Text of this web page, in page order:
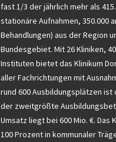
fast 1/3 der jährlich mehr als
stationäre Aufnahmen, 350.000
Behandlungen) aus der Region
Bundesgebiet. Mit 26 Kliniken,
Instituten bietet das Klinikum
aller Fachrichtungen mit
rund 600 Ausbildungsplätzen ist
der zweitgrößte
Umsatz liegt bei 600 Mio. €. Das
100 Prozent in kommunaler